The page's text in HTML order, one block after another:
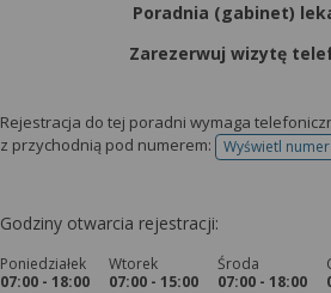
Poradnia (gabinet)
Zarezerwuj wizytę
Rejestracja do tej poradni wymaga
z przychodnią pod numerem:
Wyświetl numer
Godziny otwarcia rejestracji:
Poniedziałek
07:00 - 18:00
Wtorek
07:00 - 15:00
Środa
07:00 - 18:00